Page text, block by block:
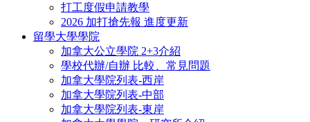
打工度假申請教學
2026 加打搶先報 進度更新
留學大學學院
加拿大公立學院 2+3介紹
學校代辦/自辦 比較、常見問題
加拿大學院列表-西岸
加拿大學院列表-中部
加拿大學院列表-東岸